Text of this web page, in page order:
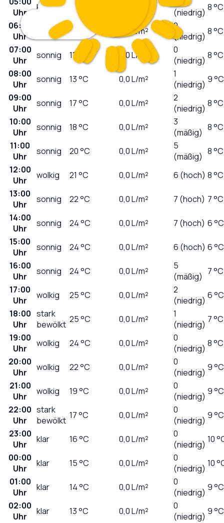
Uhr
klar 12 L/m²
(niedrig) 8 °C
06:00
Uhr
sonnig 11 °C 0,0L/m²
0
(niedrig) 8 °C
07:00
Uhr
sonnig 11 °C 0,0L/m²
0
(niedrig) 8 °C
08:00
Uhr
sonnig 13°C 0,0L/m²
1
(niedrig) 9 °C
09:00
Uhr
sonnig 17°C 0,0L/m²
2
(niedrig) 8 °C
10:00
Uhr
sonnig 18°C 0,0L/m²
3
(mäßig) 8 °C
11:00
Uhr
sonnig 20°C 0,0L/m²
5
(mäßig) 8 °C
12:00
Uhr
wolkig 21 °C 0,0L/m² 6 (hoch) 8 °C
13:00
Uhr
sonnig 22°C 0,0L/m² 7 (hoch) 7 °C
14:00
Uhr
sonnig 24°C 0,0L/m² 7 (hoch) 6 °C
15:00
Uhr
sonnig 24°C 0,0L/m² 6 (hoch) 6 °C
16:00
Uhr
sonnig 24°C 0,0L/m²
5
(mäßig) 7 °C
17:00
Uhr
wolkig 25°C 0,0L/m²
2
(niedrig) 6 °C
18:00
Uhr
stark
bewölkt 25°C 0,0L/m²
1
(niedrig) 7 °C
19:00
Uhr
wolkig 24°C 0,0L/m²
0
(niedrig) 8 °C
20:00
Uhr
wolkig 22°C 0,0L/m²
0
(niedrig) 9 °C
21:00
Uhr
wolkig 19°C 0,0L/m²
0
(niedrig) 9 °C
22:00
Uhr
stark
bewölkt 17°C 0,0L/m²
0
(niedrig) 9 °C
23:00
Uhr
klar 16°C 0,0L/m²
0
(niedrig) 10
00:00
Uhr
klar 15°C 0,0L/m²
0
(niedrig) 10
01:00
Uhr
klar 14°C 0,0L/m²
0
(niedrig) 9 °C
02:00
Uhr
klar 13°C 0,0L/m²
0
(niedrig) 9 °C